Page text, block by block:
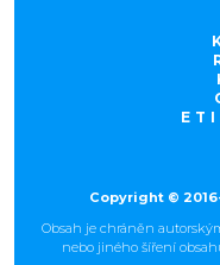
Copyright ©
Obsah je chráněn
nebo jiného šíření